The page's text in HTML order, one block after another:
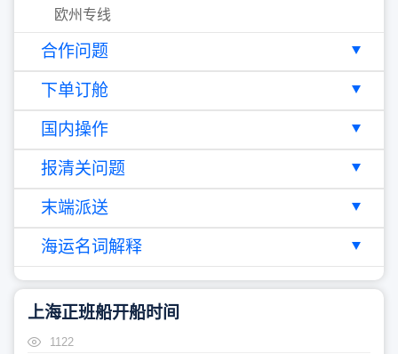
欧州专线
合作问题
下单订舱
国内操作
报清关问题
末端派送
海运名词解释
上海正班船开船时间
1122